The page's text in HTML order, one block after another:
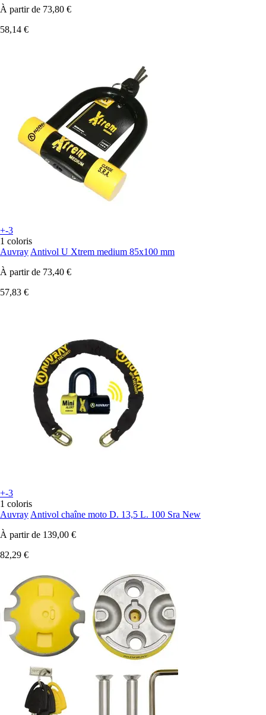
À partir de 73,80 €
58,14 €
+-3
1 coloris
Auvray Antivol U Xtrem medium 85x100 mm
À partir de 73,40 €
57,83 €
+-3
1 coloris
Auvray Antivol chaîne moto D. 13,5 L. 100 Sra New
À partir de 139,00 €
82,29 €